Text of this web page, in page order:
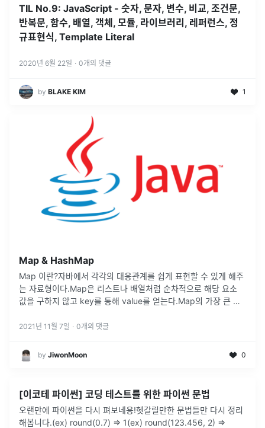
TIL No.9: JavaScript - 숫자, 문자, 변수, 비교, 조건문,
반복문, 함수, 배열, 객체, 모듈, 라이브러리, 레퍼런스, 정
규표현식, Template Literal
2020년 6월 22일 · 0개의 댓글
by BLAKE KIM 1
Map & HashMap
Map 이란?자바에서 각각의 대응관계를 쉽게 표현할 수 있게 해주
는 자료형이다.Map은 리스트나 배열처럼 순차적으로 해당 요소
값을 구하지 않고 key를 통해 value를 얻는다.Map의 가장 큰 특
뜻...
2021년 11월 7일 · 0개의 댓글
by JiwonMoon 0
[이코테 파이썬] 코딩 테스트를 위한 파이썬 문법
오랜만에 파이썬을 다시 펴보네용!헷갈릴만한 문법들만 다시 정리
해봅니다.(ex) round(0.7) => 1(ex) round(123.456, 2) =>